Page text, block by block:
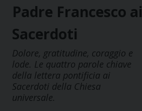
Padre Francesco ai
Sacerdoti
Dolore, gratitudine, coraggio e
lode. Le quattro parole chiave
della lettera pontificia ai
Sacerdoti della Chiesa
universale.